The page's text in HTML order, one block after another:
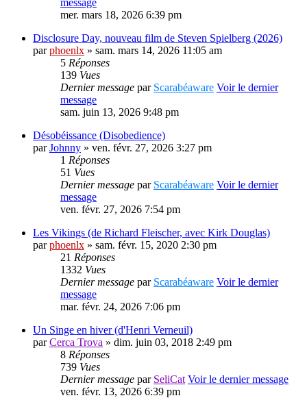
message
mer. mars 18, 2026 6:39 pm
Disclosure Day, nouveau film de Steven Spielberg (2026)
parphoenlx » sam. mars 14, 2026 11:05 am
5 Réponses
139 Vues
Dernier message par Scarabéaware Voir le dernier
message
sam. juin 13, 2026 9:48 pm
Désobéissance (Disobedience)
parJohnny » ven. févr. 27, 2026 3:27 pm
1 Réponses
51 Vues
Dernier message par Scarabéaware Voir le dernier
message
ven. févr. 27, 2026 7:54 pm
Les Vikings (de Richard Fleischer, avec Kirk Douglas)
parphoenlx » sam. févr. 15, 2020 2:30 pm
21 Réponses
1332 Vues
Dernier message par Scarabéaware Voir le dernier
message
mar. févr. 24, 2026 7:06 pm
Un Singe en hiver (d'Henri Verneuil)
parCerca Trova » dim. juin 03, 2018 2:49 pm
8 Réponses
739 Vues
Dernier message par SeliCat Voir le dernier message
ven. févr. 13, 2026 6:39 pm